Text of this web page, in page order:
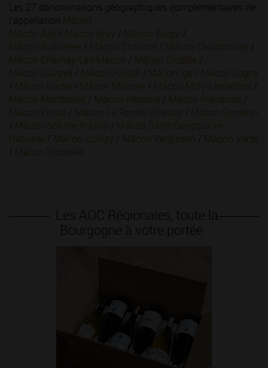
Les 27 dénominations géographiques complémentaires de
l’appellation Mâcon
Mâcon Azé
Mâcon Bray Mâcon Burgy
Mâcon Bussières
Mâcon Chaintré Mâcon Chardonnay
Mâcon Charnay-Lès-Mâcon
Mâcon Cruzille
Mâcon Davayé
Mâcon Fuissé Mâcon Igé
Mâcon Lugny
Mâcon Loché Mâcon Mancey Mâcon Milly-Lamartine
Mâcon Montbellet
Mâcon Péronne Mâcon Pierreclos
Mâcon Prissé
Mâcon La Roche-Vineuse
Mâcon Serrières
Mâcon Solutré-Pouilly Mâcon Saint-Gengoux-le-
National
Mâcon Uchizy Mâcon Vergisson Mâcon
Verzé
Mâcon Vinzelles
Les AOC Régionales, toute la
Bourgogne à votre portée